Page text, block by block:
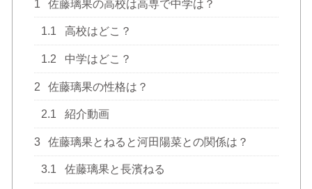
1 佐藤璃果の高校は高専で中学は？
1.1 高校はどこ？
1.2 中学はどこ？
2 佐藤璃果の性格は？
2.1 紹介動画
3 佐藤璃果とねると河田陽菜との関係は？
3.1 佐藤璃果と長濱ねる